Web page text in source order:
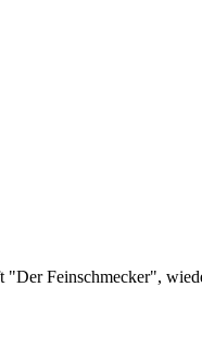
Feinschmecker",